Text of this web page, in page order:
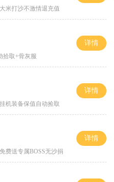
米打沙不激情退充值
拾取+骨灰服
详情
机装备保值自动捡取
详情
费送专属BOSS无沙捐
详情